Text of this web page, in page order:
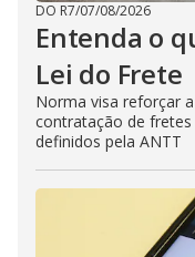
DO R7/07/08/2026
Entenda o
Lei do Frete
Norma visa reforçar
contratação de
definidos pela ANTT